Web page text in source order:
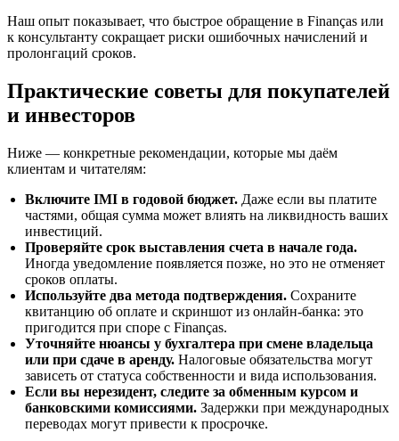
Наш опыт показывает, что быстрое обращение в Finanças или
к консультанту сокращает риски ошибочных начислений и
пролонгаций сроков.
Практические советы для покупателей
и инвесторов
Ниже — конкретные рекомендации, которые мы даём
клиентам и читателям:
Включите IMI в годовой бюджет. Даже если вы платите
частями, общая сумма может влиять на ликвидность ваших
инвестиций.
Проверяйте срок выставления счета в начале года.
Иногда уведомление появляется позже, но это не отменяет
сроков оплаты.
Используйте два метода подтверждения. Сохраните
квитанцию об оплате и скриншот из онлайн-банка: это
пригодится при споре с Finanças.
Уточняйте нюансы у бухгалтера при смене владельца
или при сдаче в аренду. Налоговые обязательства могут
зависеть от статуса собственности и вида использования.
Если вы нерезидент, следите за обменным курсом и
банковскими комиссиями. Задержки при международных
переводах могут привести к просрочке.